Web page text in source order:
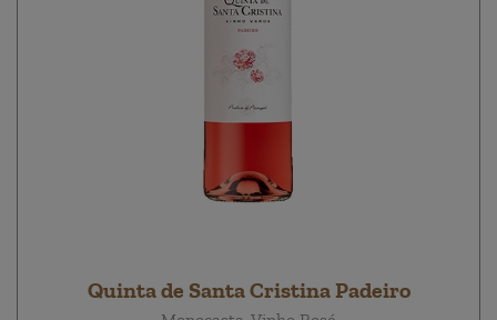
Quinta de Santa Cristina Padeiro